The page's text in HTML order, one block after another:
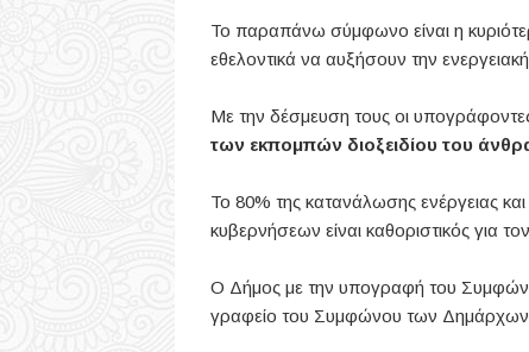
Το παραπάνω σύμφωνο είναι η
εθελοντικά να αυξήσουν την
Με την δέσμευση τους οι
των εκπομπών διοξειδίου του
Το 80% της κατανάλωσης ενέργειας
κυβερνήσεων είναι καθοριστικός για τον
Ο Δήμος με την υπογραφή του
γραφείο του Συμφώνου των Δημάρχων